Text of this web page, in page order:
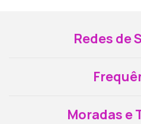
Redes de
Moradas e